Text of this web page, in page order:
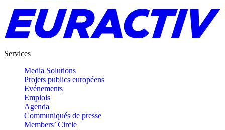
Services
Media Solutions
Projets publics européens
Evénements
Emplois
Agenda
Communiqués de presse
Members’ Circle